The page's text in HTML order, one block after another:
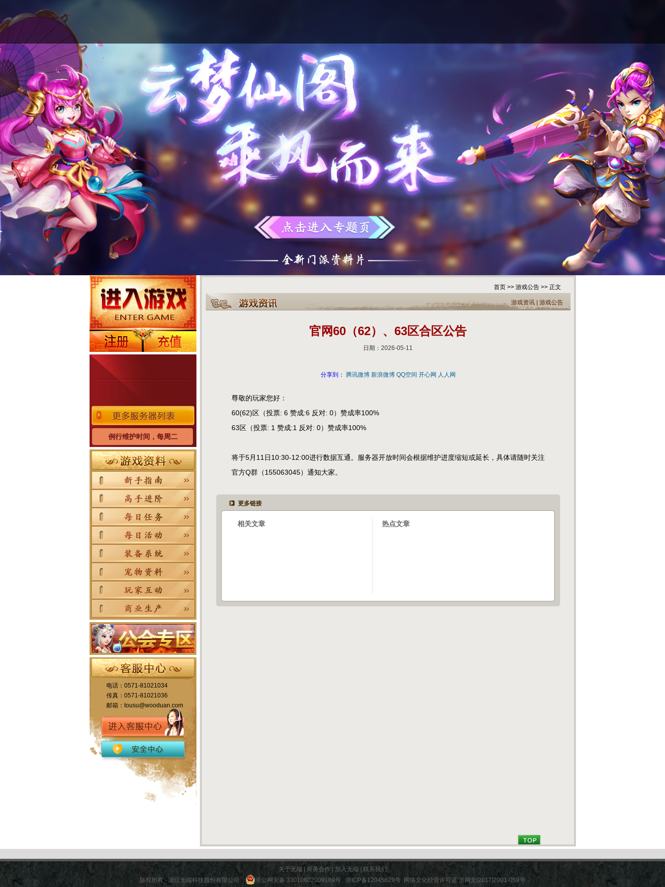
首页 >> 游戏公告 >> 正文
游戏资讯 游戏公告
官网60（62）、63区合区公告
日期：2026-05-11
分享到： 腾讯微博 新浪微博 QQ空间 开心网 人人网
尊敬的玩家您好：
60(62)区（投票: 6 赞成:6 反对: 0）赞成率100%
63区（投票: 1 赞成:1 反对: 0）赞成率100%
将于5月11日10:30-12:00进行数据互通。服务器开放时间会根据维护进度缩短或延长，具体请随时关注
官方Q群（155063045）通知大家。
更多链接
相关文章 热点文章
例行维护时间，每周二
电话：0571-81021034
传真：0571-81021036
邮箱：tousu@wooduan.com
关于无端| 商务合作| 加入无端
联系我们
版权所有 - 浙江无端科技股份有限公司
浙公网安备 33010602009189号 浙ICP备12045629号 网络文化经营许可证浙网文[2017]2001-059号